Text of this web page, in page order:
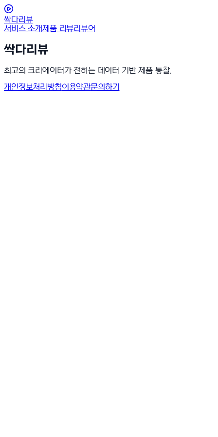
싹다리뷰
서비스 소개제품 리뷰리뷰어
싹다리뷰
최고의 크리에이터가 전하는 데이터 기반 제품 통찰.
개인정보처리방침이용약관문의하기